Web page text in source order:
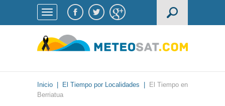
Inicio El Tiempo por Localidades
El Tiempo en
Berriatua